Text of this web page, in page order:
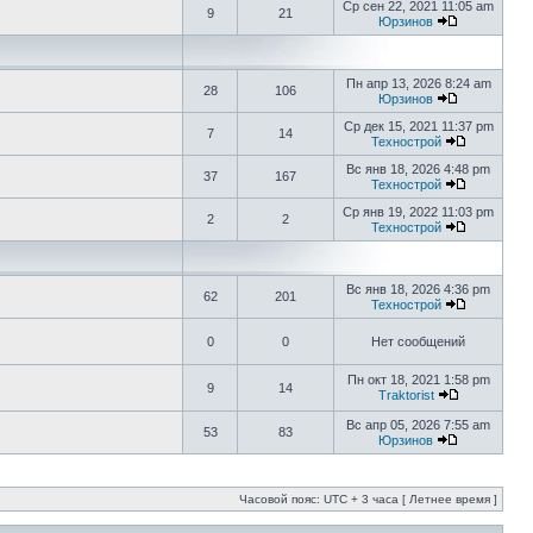
9 21
Ср сен 22, 2021 11:05 am
Юрзинов
28 106
Пн апр 13, 2026 8:24 am
Юрзинов
7 14
Ср дек 15, 2021 11:37 pm
Технострой
37 167
Вс янв 18, 2026 4:48 pm
Технострой
2 2
Ср янв 19, 2022 11:03 pm
Технострой
62 201
Вс янв 18, 2026 4:36 pm
Технострой
0 0 Нет сообщений
9 14
Пн окт 18, 2021 1:58 pm
Traktorist
53 83
Вс апр 05, 2026 7:55 am
Юрзинов
Часовой пояс: UTC + 3 часа [ Летнее время ]